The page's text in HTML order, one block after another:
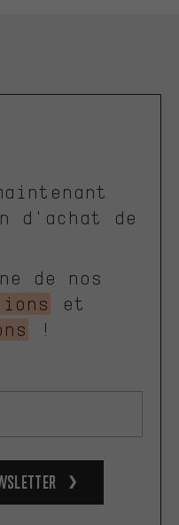
d'achat de
de nos
et
!